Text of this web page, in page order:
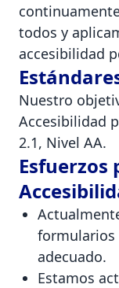
todos y
accesibilidad
Nuestro
Accesibilidad
2.1, Nivel AA.
Esfuerzos
formularios
adecuado.
Estamos